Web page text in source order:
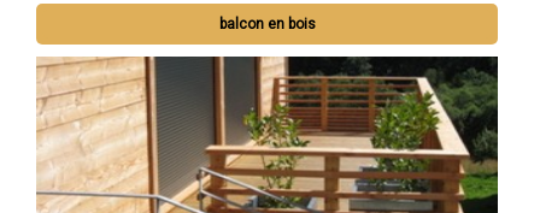
balcon en bois